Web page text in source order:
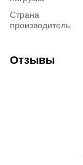
Страна
производитель
Отзывы